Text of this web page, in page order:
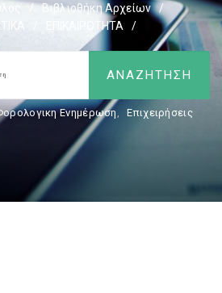
/ Βιβλιοθήκη Αρχείων
/
ΕΠΙΚΑΙΡΟΤΗΤΑ /
Ενημέρωση, Επιχειρήσεις